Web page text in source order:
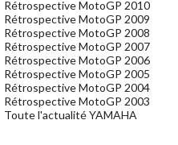
Rétrospective MotoGP 2010
Rétrospective MotoGP 2009
Rétrospective MotoGP 2008
Rétrospective MotoGP 2007
Rétrospective MotoGP 2006
Rétrospective MotoGP 2005
Rétrospective MotoGP 2004
Rétrospective MotoGP 2003
Toute l'actualité YAMAHA